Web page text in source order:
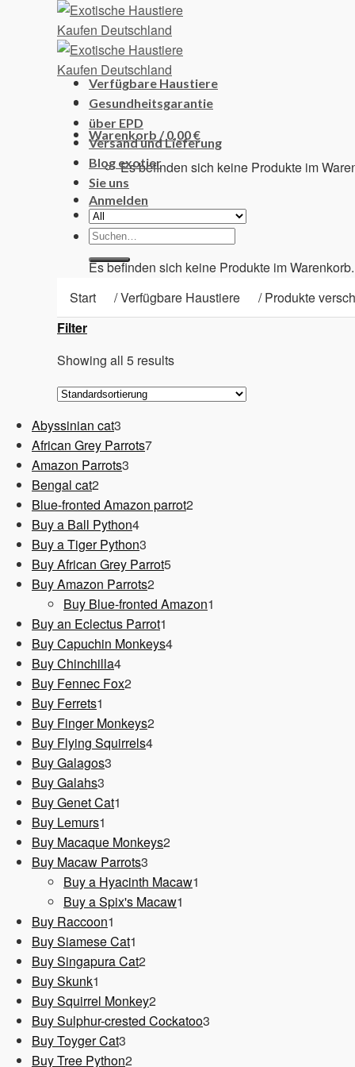
Warenkorb /0,00€
Es befinden sich keine Produkte im
Anmelden
Warenkorb
Es befinden sich keine Produkte im Warenkorb.
Verfügbare Haustiere
Gesundheitsgarantie
über EPD
Versand und Lieferung
Blog exotier
Sie uns
Suchen
nach:
Start /Verfügbare Haustiere /Produkte
Filter
Showing all 5 results
Abyssinian cat3
Produkte
African Grey Parrots77
Amazon Parrots3
Bengal cat22
Produkte
Blue-fronted Amazon parrot22
Buy a Ball Python44
Produkte
Buy a Tiger Python3
Produkte
Buy African Grey Parrot55
Buy Amazon Parrots22
Produkte
Buy Blue-fronted Amazon1
Buy an Eclectus Parrot1
Produkt
Buy Capuchin Monkeys44
Buy Chinchilla44
Produkte
Buy Fennec Fox22
Buy Ferrets1
Produkt
Buy Finger Monkeys22
Buy Flying Squirrels44
Buy Galagos3
Buy Galahs3
Produkte
Buy Genet Cat1
Buy Lemurs1
Produkt
Buy Macaque Monkeys22
Buy Macaw Parrots3
Produkte
Buy a Hyacinth Macaw1
Buy a Spix's Macaw1
Buy Raccoon1
Produkt
Buy Siamese Cat1
Produkt
Buy Singapura Cat22
Buy Skunk1
Produkt
Buy Squirrel Monkey22
Produkte
Buy Sulphur-crested Cockatoo3
Buy Toyger Cat3
Produkte
Buy Tree Python22